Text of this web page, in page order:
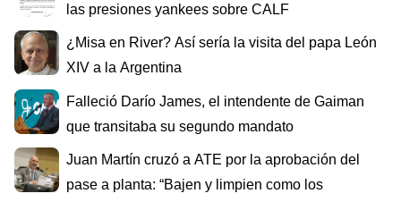
las presiones yankees sobre CALF
¿Misa en River? Así sería la visita del papa León
XIV a la Argentina
Falleció Darío James, el intendente de Gaiman
que transitaba su segundo mandato
Juan Martín cruzó a ATE por la aprobación del
pase a planta: “Bajen y limpien como los